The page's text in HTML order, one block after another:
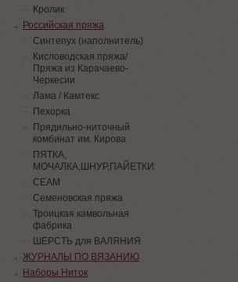
Кролик
Российская пряжа
Синтепух (наполнитель)
Кисловодская пряжа/
Пряжа из Карачаево-
Черкесии
Лама / Камтекс
Пехорка
Прядильно-ниточный
комбинат им. Кирова
ПЯТКА,
МОЧАЛКА,ШНУР,ПАЙЕТКИ
СЕАМ
Семеновская пряжа
Троицкая камвольная
фабрика
ШЕРСТЬ для ВАЛЯНИЯ
ЖУРНАЛЫ ПО ВЯЗАНИЮ
Наборы Ниток